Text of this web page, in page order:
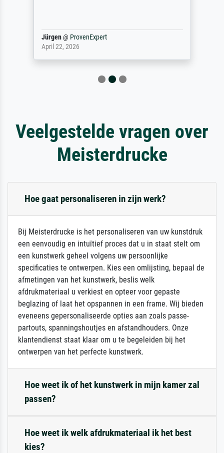
Jürgen@ ProvenExpert
April 22, 2026
Veelgestelde vragen over
Meisterdrucke
Hoe gaat personaliseren in zijn werk?
Bij Meisterdrucke is het personaliseren van uw kunstdruk
een eenvoudig en intuïtief proces dat u in staat stelt om
een kunstwerk geheel volgens uw persoonlijke
specificaties te ontwerpen. Kies een omlijsting, bepaal de
afmetingen van het kunstwerk, beslis welk
afdrukmateriaal u verkiest en opteer voor gepaste
beglazing of laat het opspannen in een frame. Wij bieden
eveneens gepersonaliseerde opties aan zoals passe-
partouts, spanningshoutjes en afstandhouders. Onze
klantendienst staat klaar om u te begeleiden bij het
ontwerpen van het perfecte kunstwerk.
Hoe weet ik of het kunstwerk in mijn kamer zal
passen?
Hoe weet ik welk afdrukmateriaal ik het best
kies?